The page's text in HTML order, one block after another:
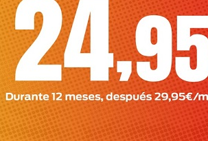
Cruz Roja
que las
protección
hasta el 6 de
será una
LOTERIAS